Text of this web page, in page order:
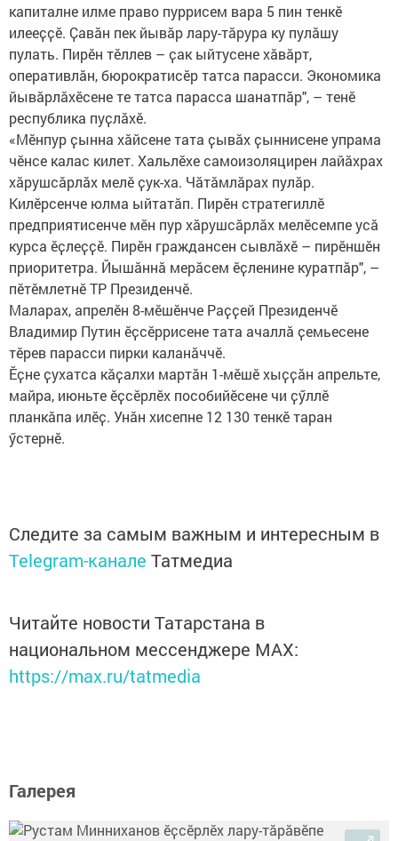
капиталне илме право пуррисем вара 5 пин тенкӗ
илееҫҫӗ. Ҫавӑн пек йывӑр лару-тӑрура ку пулӑшу
пулать. Пирӗн тӗллев – ҫак ыйтусене хӑвӑрт,
оперативлӑн, бюрократисӗр татса парасси. Экономика
йывӑрлӑхӗсене те татса парасса шанатпӑр", – тенӗ
республика пуҫлӑхӗ.
«Мӗнпур ҫынна хӑйсене тата ҫывӑх ҫыннисене упрама
чӗнсе калас килет. Хальлӗхе самоизоляцирен лайӑхрах
хӑрушсӑрлӑх мелӗ ҫук-ха. Чӑтӑмлӑрах пулӑр.
Килӗрсенче юлма ыйтатӑп. Пирӗн стратегиллӗ
предприятисенче мӗн пур хӑрушсӑрлӑх мелӗсемпе усӑ
курса ӗҫлеҫҫӗ. Пирӗн граждансен сывлӑхӗ – пирӗншӗн
приоритетра. Йышӑннӑ мерӑсем ӗҫленине куратпӑр", –
пӗтӗмлетнӗ ТР Президенчӗ.
Маларах, апрелӗн 8-мӗшӗнче Раҫҫей Президенчӗ
Владимир Путин ӗҫсӗррисене тата ачаллӑ ҫемьесене
тӗрев парасси пирки каланӑччӗ.
Ӗҫне ҫухатса кӑҫалхи мартӑн 1-мӗшӗ хыҫҫӑн апрельте,
майра, июньте ӗҫсӗрлӗх пособийӗсене чи ҫӳллӗ
планкӑпа илӗҫ. Унӑн хисепне 12 130 тенкӗ таран
ӳстернӗ.
Следите за самым важным и интересным в
Telegram-канале Татмедиа
Читайте новости Татарстана в
национальном мессенджере MАХ:
https://max.ru/tatmedia
Галерея